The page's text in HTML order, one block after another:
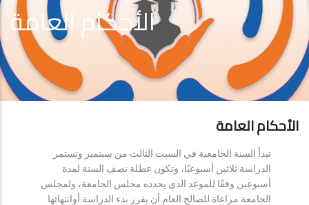
الأحكام العامة
الأحكام العامة
تبدأ السنة الجامعية في السبت الثالث من سبتمبر وتستمر
الدراسة ثلاثين أسبوعيًا، وتكون عطلة نصف السنة لمدة
أسبوعين وفقًا للموعد الذي يحدده مجلس الجامعة، ولمجلس
الجامعة مراعاة للصالح العام أن يقرر بدء الدراسة أوانتهائها